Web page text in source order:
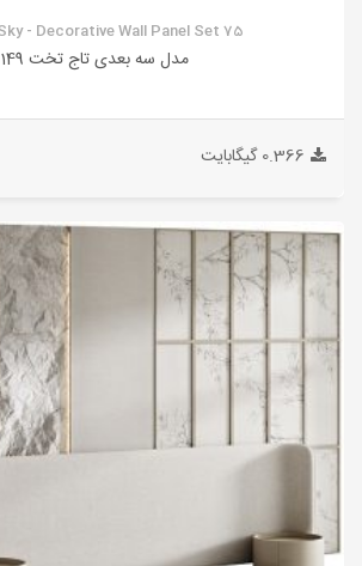
- Decorative Wall Panel Set 75
مدل سه بعدی تاج تخت 149
0.366 گیگابایت